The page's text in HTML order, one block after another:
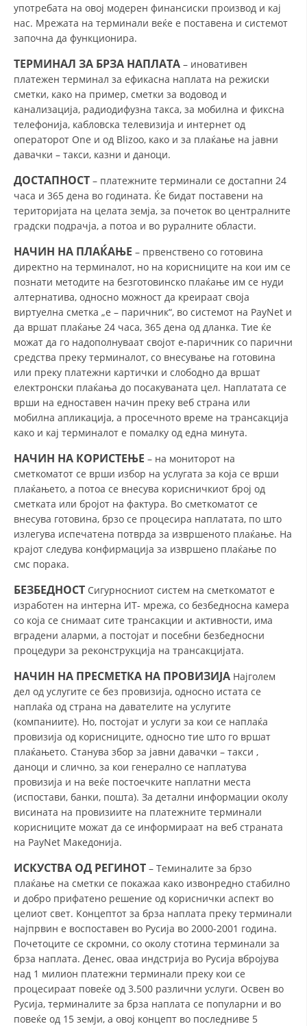
PROMOTION OF HUMAN VALUES
THE SOCIAL WELFARE ACTIVITY
DISASTER PREPAREDNESS AND RESPONSE
PUBLIC RELATIONS
RESEARCH OF PUBLIC OPINION
INTERNATIONAL COOPERATION
TRACING SERVICE
BLOOD DONATION
VOLUNTEER MANAGEMENT
ABOUT US
MANUALS
STRATEGIES
EDUCATIONAL AND INFORMATIVE MATERIAL
употребата на овој модерен финансиски производ и кај
нас. Мрежата на терминали веќе е поставена и системот
започна да функционира.
ТЕРМИНАЛ ЗА БРЗА НАПЛАТА – иновативен
платежен терминал за ефикасна наплата на режиски
сметки, како на пример, сметки за водовод и
канализација, радиодифузна такса, за мобилна и фиксна
телефонија, кабловска телевизија и интернет од
операторот One и од Blizoo, како и за плаќање на јавни
давачки – такси, казни и даноци.
ДОСТАПНОСТ – платежните терминали се достапни 24
часа и 365 дена во годината. Ќе бидат поставени на
територијата на целата земја, за почеток во централните
градски подрачја, а потоа и во руралните области.
НАЧИН НА ПЛАЌАЊЕ – првенствено со готовина
директно на терминалот, но на корисниците на кои им се
познати методите на безготовинско плаќање им се нуди
алтернатива, односно можност да креираат своја
виртуелна сметка „е – паричник“, во системот на PayNet и
да вршат плаќање 24 часа, 365 дена од дланка. Тие ќе
можат да го надополнуваат својот е-паричник со парични
средства преку терминалот, со внесување на готовина
или преку платежни картички и слободно да вршат
електронски плаќања до посакуваната цел. Наплатата се
врши на едноставен начин преку веб страна или
мобилна апликација, а просечното време на трансакција
како и кај терминалот е помалку од една минута.
НАЧИН НА КОРИСТЕЊЕ – на мониторот на
сметкоматот се врши избор на услугата за која се врши
плаќањето, а потоа се внесува корисничкиот број од
сметката или бројот на фактура. Во сметкоматот се
внесува готовина, брзо се процесира наплатата, по што
излегува испечатена потврда за извршеното плаќање. На
крајот следува конфирмација за извршено плаќање по
смс порака.
БЕЗБЕДНОСТ Сигурносниот систем на сметкоматот е
изработен на интерна ИТ- мрежа, со безбедносна камера
со која се снимаат сите трансакции и активности, има
вградени аларми, а постојат и посебни безбедносни
процедури за реконструкција на трансакцијата.
НАЧИН НА ПРЕСМЕТКА НА ПРОВИЗИЈА Најголем
дел од услугите се без провизија, односно истата се
наплаќа од страна на давателите на услугите
(компаниите). Но, постојат и услуги за кои се наплаќа
провизија од корисниците, односно тие што го вршат
плаќањето. Станува збор за јавни давачки – такси ,
даноци и слично, за кои генерално се наплатува
провизија и на веќе постоечките наплатни места
(испостави, банки, пошта). За детални информации околу
висината на провизиите на платежните терминали
корисниците можат да се информираат на веб страната
на PayNet Македонија.
ИСКУСТВА ОД РЕГИНОТ – Теминалите за брзо
плаќање на сметки се покажаа како извонредно стабилно
и добро прифатено решение од кориснички аспект во
целиот свет. Концептот за брза наплата преку терминали
најпрвин е воспоставен во Русија во 2000-2001 година.
Почетоците се скромни, со околу стотина терминали за
брза наплата. Денес, оваа индстрија во Русија вбројува
над 1 милион платежни терминали преку кои се
процесираат повеќе од 3.500 различни услуги. Освен во
Русија, терминалите за брза наплата се популарни и во
повеќе од 15 земји, а овој концепт во последниве 5